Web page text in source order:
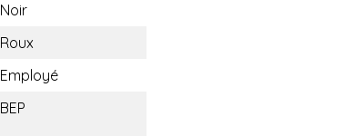
Noir
Roux
Employé
BEP